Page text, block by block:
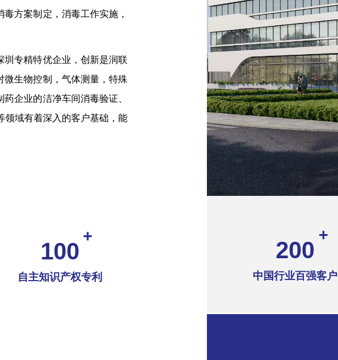
方案制定，消毒工作实施，
圳专精特优企业，创新是润联
微生物控制，气体测量，特殊
企业的洁净车间消毒验证、
领域有着深入的客户基础，能
100
自主知识产权专利
+
200
中国行业百强客户
+